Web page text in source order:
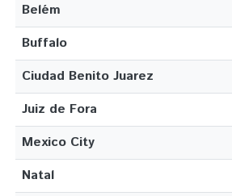
Belém
Buffalo
Ciudad Benito Juarez
Juiz de Fora
Mexico City
Natal